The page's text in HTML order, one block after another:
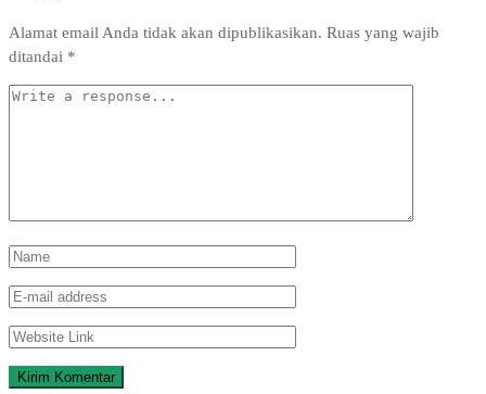
Alamat email Anda tidak akan dipublikasikan. Ruas yang wajib
ditandai *